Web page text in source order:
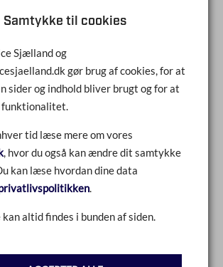
LÆS MERE
1
Samtykke til cookies
Sjælland og
gør brug af cookies, for at
sider og indhold bliver brugt og for at
tid læse mere om vores
, hvor du også kan ændre dit samtykke
kan læse hvordan dine data
.
altid findes i bunden af siden.